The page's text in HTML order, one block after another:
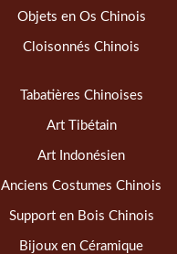
Objets en Os Chinois
Cloisonnés Chinois
Tabatières Chinoises
Art Tibétain
Art Indonésien
Anciens Costumes Chinois
Support en Bois Chinois
Bijoux en Céramique